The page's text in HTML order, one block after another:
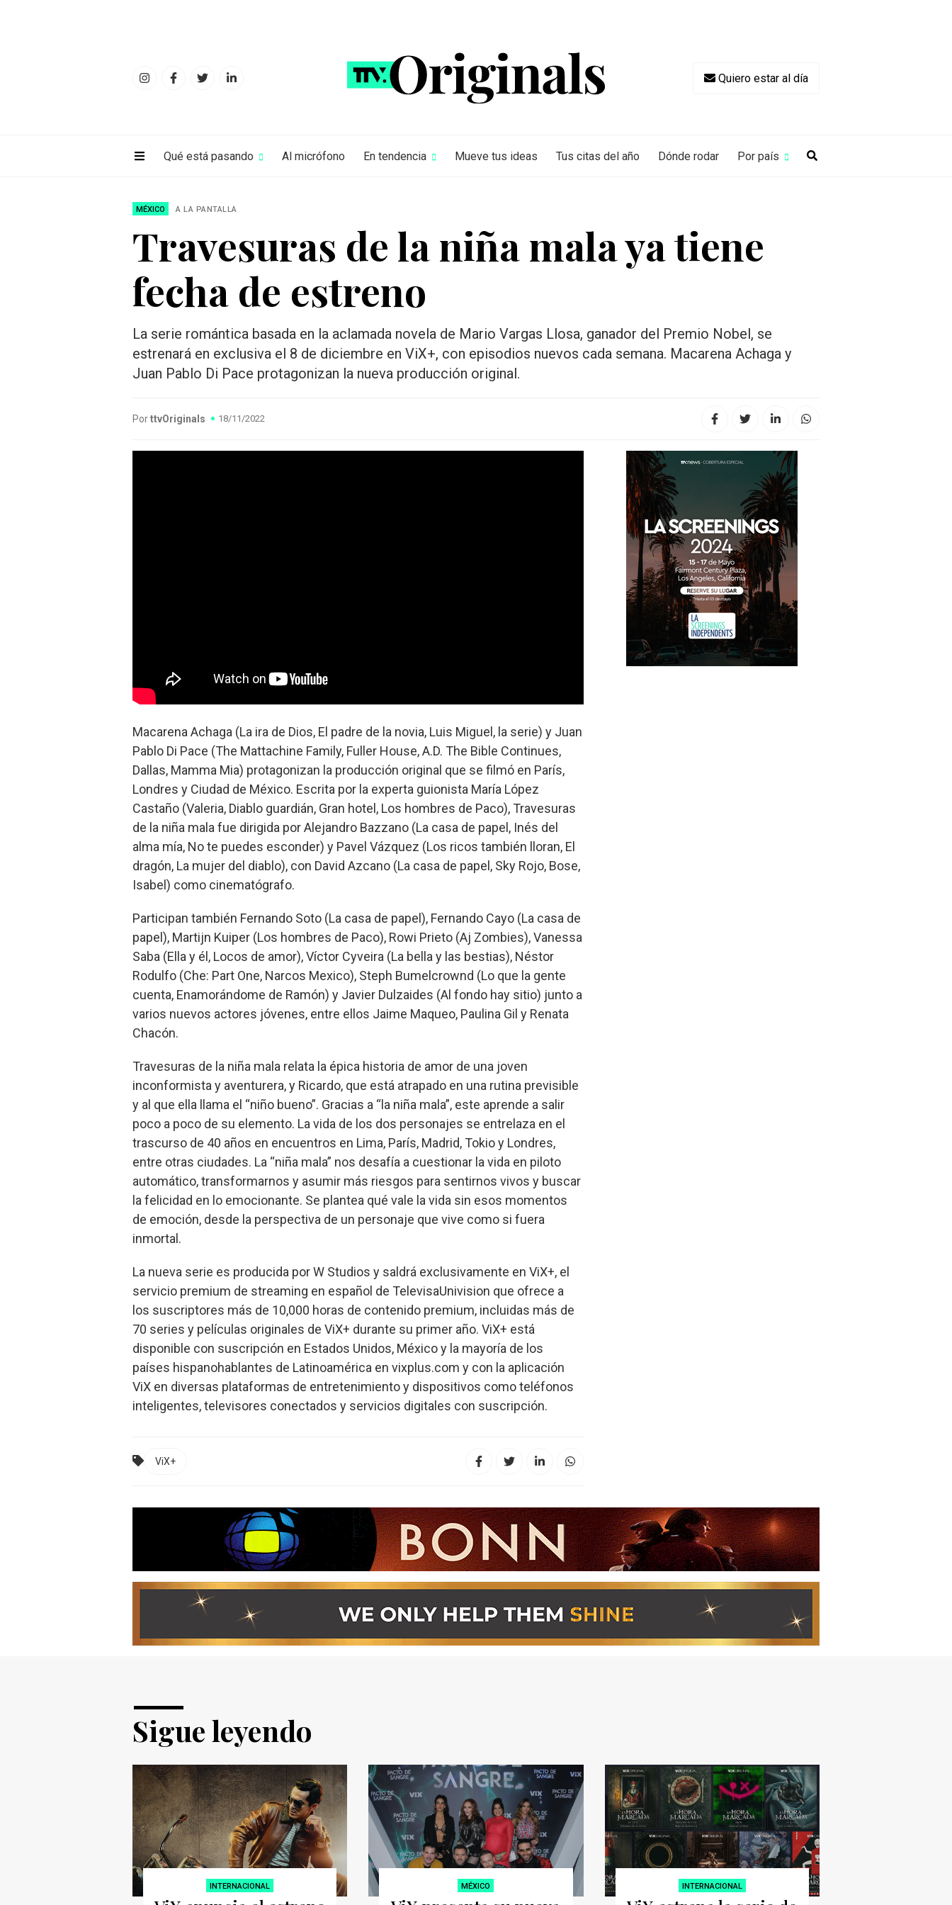
Quiero estar al día
Qué está pasando Al micrófono En tendencia Mueve tus ideas Tus citas del año Dónde rodar Por país
MÉXICO A LA PANTALLA
Travesuras de la niña mala ya tiene
fecha de estreno
La serie romántica basada en la aclamada novela de Mario Vargas Llosa, ganador del Premio Nobel, se
estrenará en exclusiva el 8 de diciembre en ViX+, con episodios nuevos cada semana. Macarena Achaga y
Juan Pablo Di Pace protagonizan la nueva producción original.
PorttvOriginals 18/11/2022
Macarena Achaga (La ira de Dios, El padre de la novia, Luis Miguel, la serie) y Juan
Pablo Di Pace (The Mattachine Family, Fuller House, A.D. The Bible Continues,
Dallas, Mamma Mia) protagonizan la producción original que se filmó en París,
Londres y Ciudad de México. Escrita por la experta guionista María López
Castaño (Valeria, Diablo guardián, Gran hotel, Los hombres de Paco), Travesuras
de la niña mala fue dirigida por Alejandro Bazzano (La casa de papel, Inés del
alma mía, No te puedes esconder) y Pavel Vázquez (Los ricos también lloran, El
dragón, La mujer del diablo), con David Azcano (La casa de papel, Sky Rojo, Bose,
Isabel) como cinematógrafo.
Participan también Fernando Soto (La casa de papel), Fernando Cayo (La casa de
papel), Martijn Kuiper (Los hombres de Paco), Rowi Prieto (Aj Zombies), Vanessa
Saba (Ella y él, Locos de amor), Víctor Cyveira (La bella y las bestias), Néstor
Rodulfo (Che: Part One, Narcos Mexico), Steph Bumelcrownd (Lo que la gente
cuenta, Enamorándome de Ramón) y Javier Dulzaides (Al fondo hay sitio) junto a
varios nuevos actores jóvenes, entre ellos Jaime Maqueo, Paulina Gil y Renata
Chacón.
Travesuras de la niña mala relata la épica historia de amor de una joven
inconformista y aventurera, y Ricardo, que está atrapado en una rutina previsible
y al que ella llama el “niño bueno”. Gracias a “la niña mala”, este aprende a salir
poco a poco de su elemento. La vida de los dos personajes se entrelaza en el
trascurso de 40 años en encuentros en Lima, París, Madrid, Tokio y Londres,
entre otras ciudades. La “niña mala” nos desafía a cuestionar la vida en piloto
automático, transformarnos y asumir más riesgos para sentirnos vivos y buscar
la felicidad en lo emocionante. Se plantea qué vale la vida sin esos momentos
de emoción, desde la perspectiva de un personaje que vive como si fuera
inmortal.
La nueva serie es producida por W Studios y saldrá exclusivamente en ViX+, el
servicio premium de streaming en español de TelevisaUnivision que ofrece a
los suscriptores más de 10,000 horas de contenido premium, incluidas más de
70 series y películas originales de ViX+ durante su primer año. ViX+ está
disponible con suscripción en Estados Unidos, México y la mayoría de los
países hispanohablantes de Latinoamérica en vixplus.com y con la aplicación
ViX en diversas plataformas de entretenimiento y dispositivos como teléfonos
inteligentes, televisores conectados y servicios digitales con suscripción.
ViX+
Sigue leyendo
INTERNACIONAL MÉXICO INTERNACIONAL